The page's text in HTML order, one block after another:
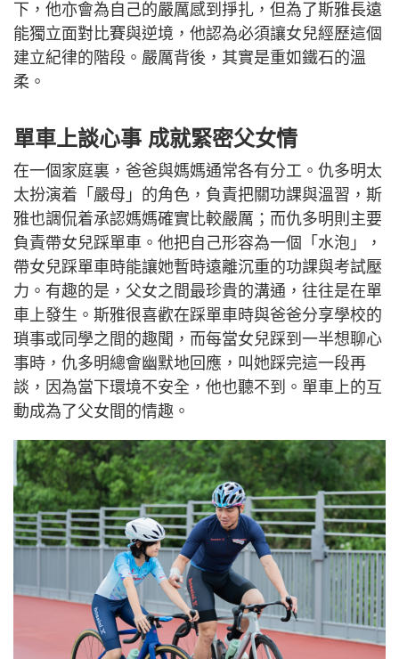
斯雅上月榮獲「屈臣氏集團香港學生運動員獎」，該獎項為
香港規模最大的學生運動員表揚計劃之一。（圖片來源：受
訪者提供）
單車場，面對規則與安全時，仇多明就絕對「無情
講」。不論是跟車太貼，還是沒有留意後方，他都會
毫不留情地大聲喝斥；甚至會「借女訓人」，藉着責
罵斯雅，來警惕其他學員。這不是為了營造父親或教
練角色的威嚴形象，而是出於對安全的重視。私底
下，他亦會為自己的嚴厲感到掙扎，但為了斯雅長遠
能獨立面對比賽與逆境，他認為必須讓女兒經歷這個
建立紀律的階段。嚴厲背後，其實是重如鐵石的溫
柔。
單車上談心事 成就緊密父女情
在一個家庭裏，爸爸與媽媽通常各有分工。仇多明太
太扮演着「嚴母」的角色，負責把關功課與溫習，斯
雅也調侃着承認媽媽確實比較嚴厲；而仇多明則主要
負責帶女兒踩單車。他把自己形容為一個「水泡」，
帶女兒踩單車時能讓她暫時遠離沉重的功課與考試壓
力。有趣的是，父女之間最珍貴的溝通，往往是在單
車上發生。斯雅很喜歡在踩單車時與爸爸分享學校的
瑣事或同學之間的趣聞，而每當女兒踩到一半想聊心
事時，仇多明總會幽默地回應，叫她踩完這一段再
談，因為當下環境不安全，他也聽不到。單車上的互